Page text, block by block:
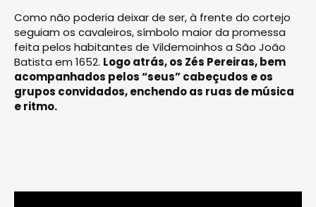
Como não poderia deixar de ser, à frente do cortejo
seguiam os cavaleiros, símbolo maior da promessa
feita pelos habitantes de Vildemoinhos a São João
Batista em 1652. Logo atrás, os Zés Pereiras, bem
acompanhados pelos “seus” cabeçudos e os
grupos convidados, enchendo as ruas de música
e ritmo.